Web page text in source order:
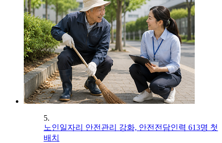
5.
노인일자리 안전관리 강화, 안전전담인력 613명 첫
배치